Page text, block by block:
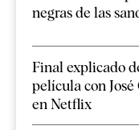
negras de las
Final explicado
película con
en Netflix